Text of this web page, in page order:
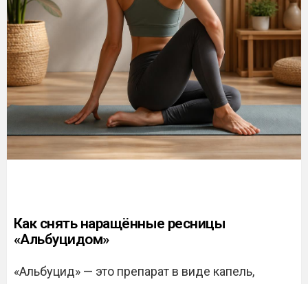
Как снять наращённые ресницы
«Альбуцидом»
«Альбуцид» — это препарат в виде капель,